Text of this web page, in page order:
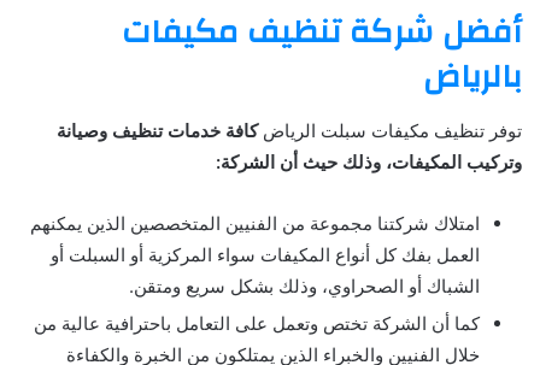
أفضل شركة تنظيف مكيفات
بالرياض
توفر تنظيف مكيفات سبلت الرياض كافة خدمات تنظيف وصيانة
وتركيب المكيفات، وذلك حيث أن الشركة:
امتلاك شركتنا مجموعة من الفنيين المتخصصين الذين يمكنهم
العمل بفك كل أنواع المكيفات سواء المركزية أو السبلت أو
الشباك أو الصحراوي، وذلك بشكل سريع ومتقن.
كما أن الشركة تختص وتعمل على التعامل باحترافية عالية من
خلال الفنيين والخبراء الذين يمتلكون من الخبرة والكفاءة